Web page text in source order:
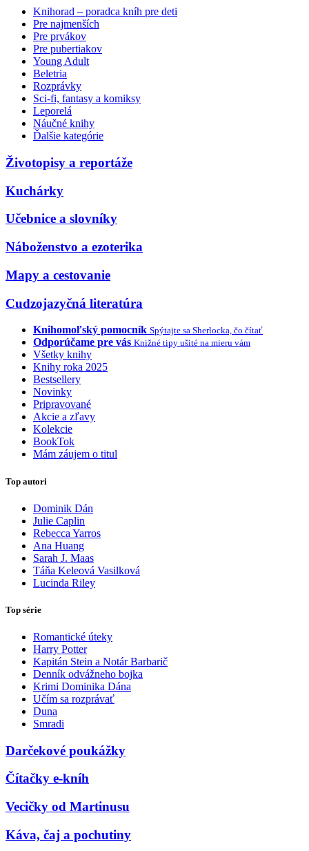
Knihorad – poradca kníh pre deti
Pre najmenších
Pre prvákov
Pre pubertiakov
Young Adult
Beletria
Rozprávky
Sci-fi, fantasy a komiksy
Leporelá
Náučné knihy
Ďalšie kategórie
Životopisy a reportáže
Kuchárky
Učebnice a slovníky
Náboženstvo a ezoterika
Mapy a cestovanie
Cudzojazyčná literatúra
Knihomoľský pomocník Spýtajte sa Sherlocka, čo čítať
Odporúčame pre vás Knižné tipy ušité na mieru vám
Všetky knihy
Knihy roka 2025
Bestsellery
Novinky
Pripravované
Akcie a zľavy
Kolekcie
BookTok
Mám záujem o titul
Top autori
Dominik Dán
Julie Caplin
Rebecca Yarros
Ana Huang
Sarah J. Maas
Táňa Keleová Vasilková
Lucinda Riley
Top série
Romantické úteky
Harry Potter
Kapitán Stein a Notár Barbarič
Denník odvážneho bojka
Krimi Dominika Dána
Učím sa rozprávať
Duna
Smradi
Darčekové poukážky
Čítačky e-kníh
Vecičky od Martinusu
Káva, čaj a pochutiny